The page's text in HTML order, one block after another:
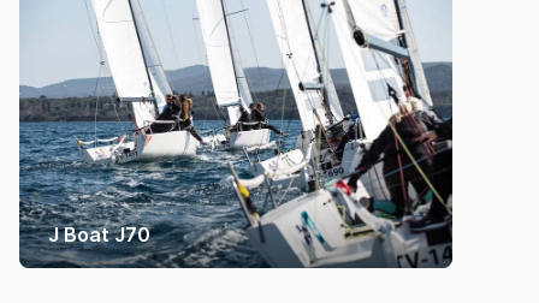
J Boat J70